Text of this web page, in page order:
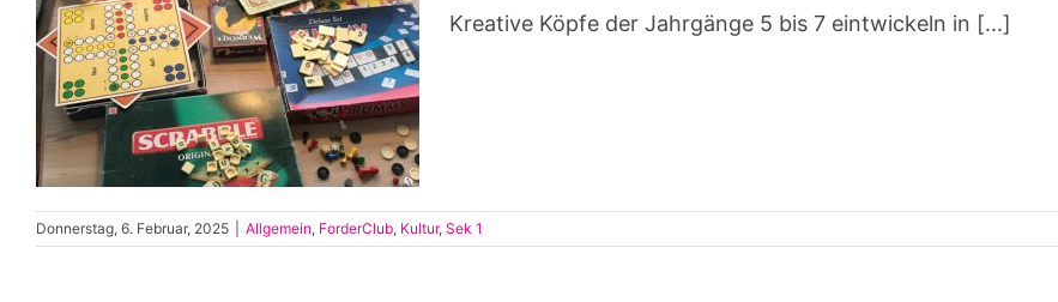
Kreative Köpfe der Jahrgänge 5 bis 7 eintwickeln in [...]
Donnerstag, 6. Februar, 2025 Allgemein, ForderClub, Kultur, Sek 1